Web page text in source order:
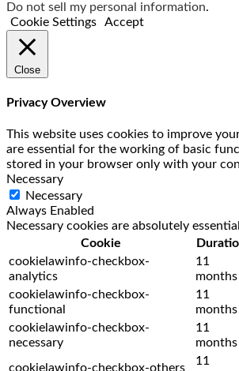
Do not sell my personal information.
Cookie Settings
Accept
Close
Privacy Overview
This website uses cookies to improve
are essential for the working of basic
stored in your browser only with your
Necessary
Necessary
Always Enabled
Necessary cookies are absolutely
Cookie
cookielawinfo-checkbox-
analytics
11
months
cookielawinfo-checkbox-
functional
11
months
cookielawinfo-checkbox-
necessary
11
months
cookielawinfo-checkbox-others
11